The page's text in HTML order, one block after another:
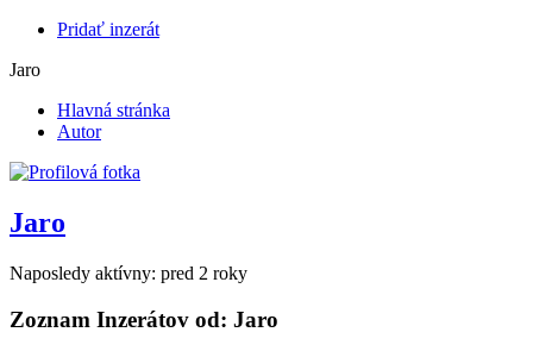
Pridať inzerát
Jaro
Hlavná stránka
Autor
Jaro
Naposledy aktívny: pred 2 roky
Zoznam Inzerátov od: Jaro